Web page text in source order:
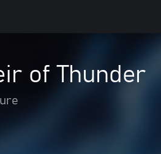
of Thunder